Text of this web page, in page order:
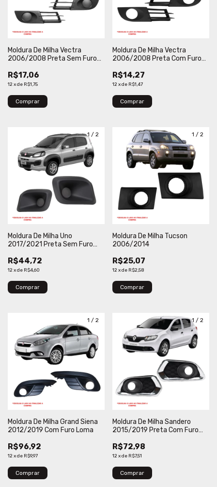
Moldura De Milha Vectra
2006/2008 Preta Sem Furo
R$17,06
12xde R$1,75
Comprar
Moldura De Milha Vectra
2006/2008 Preta Com Furo
R$14,27
12xde R$1,47
Comprar
1 / 2
Moldura De Milha Uno
2017/2021 Preta Sem Furo
R$44,72
12xde R$4,60
Comprar
1 / 2
Moldura De Milha Tucson
2006/2014
R$25,07
12xde R$2,58
Comprar
1 / 2
Moldura De Milha Grand Siena
2012/2019 Com Furo Loma
R$96,92
12xde R$9,97
Comprar
1 / 2
Moldura De Milha Sandero
2015/2019 Preta Com Furo
Verbena
R$72,98
12xde R$7,51
Comprar